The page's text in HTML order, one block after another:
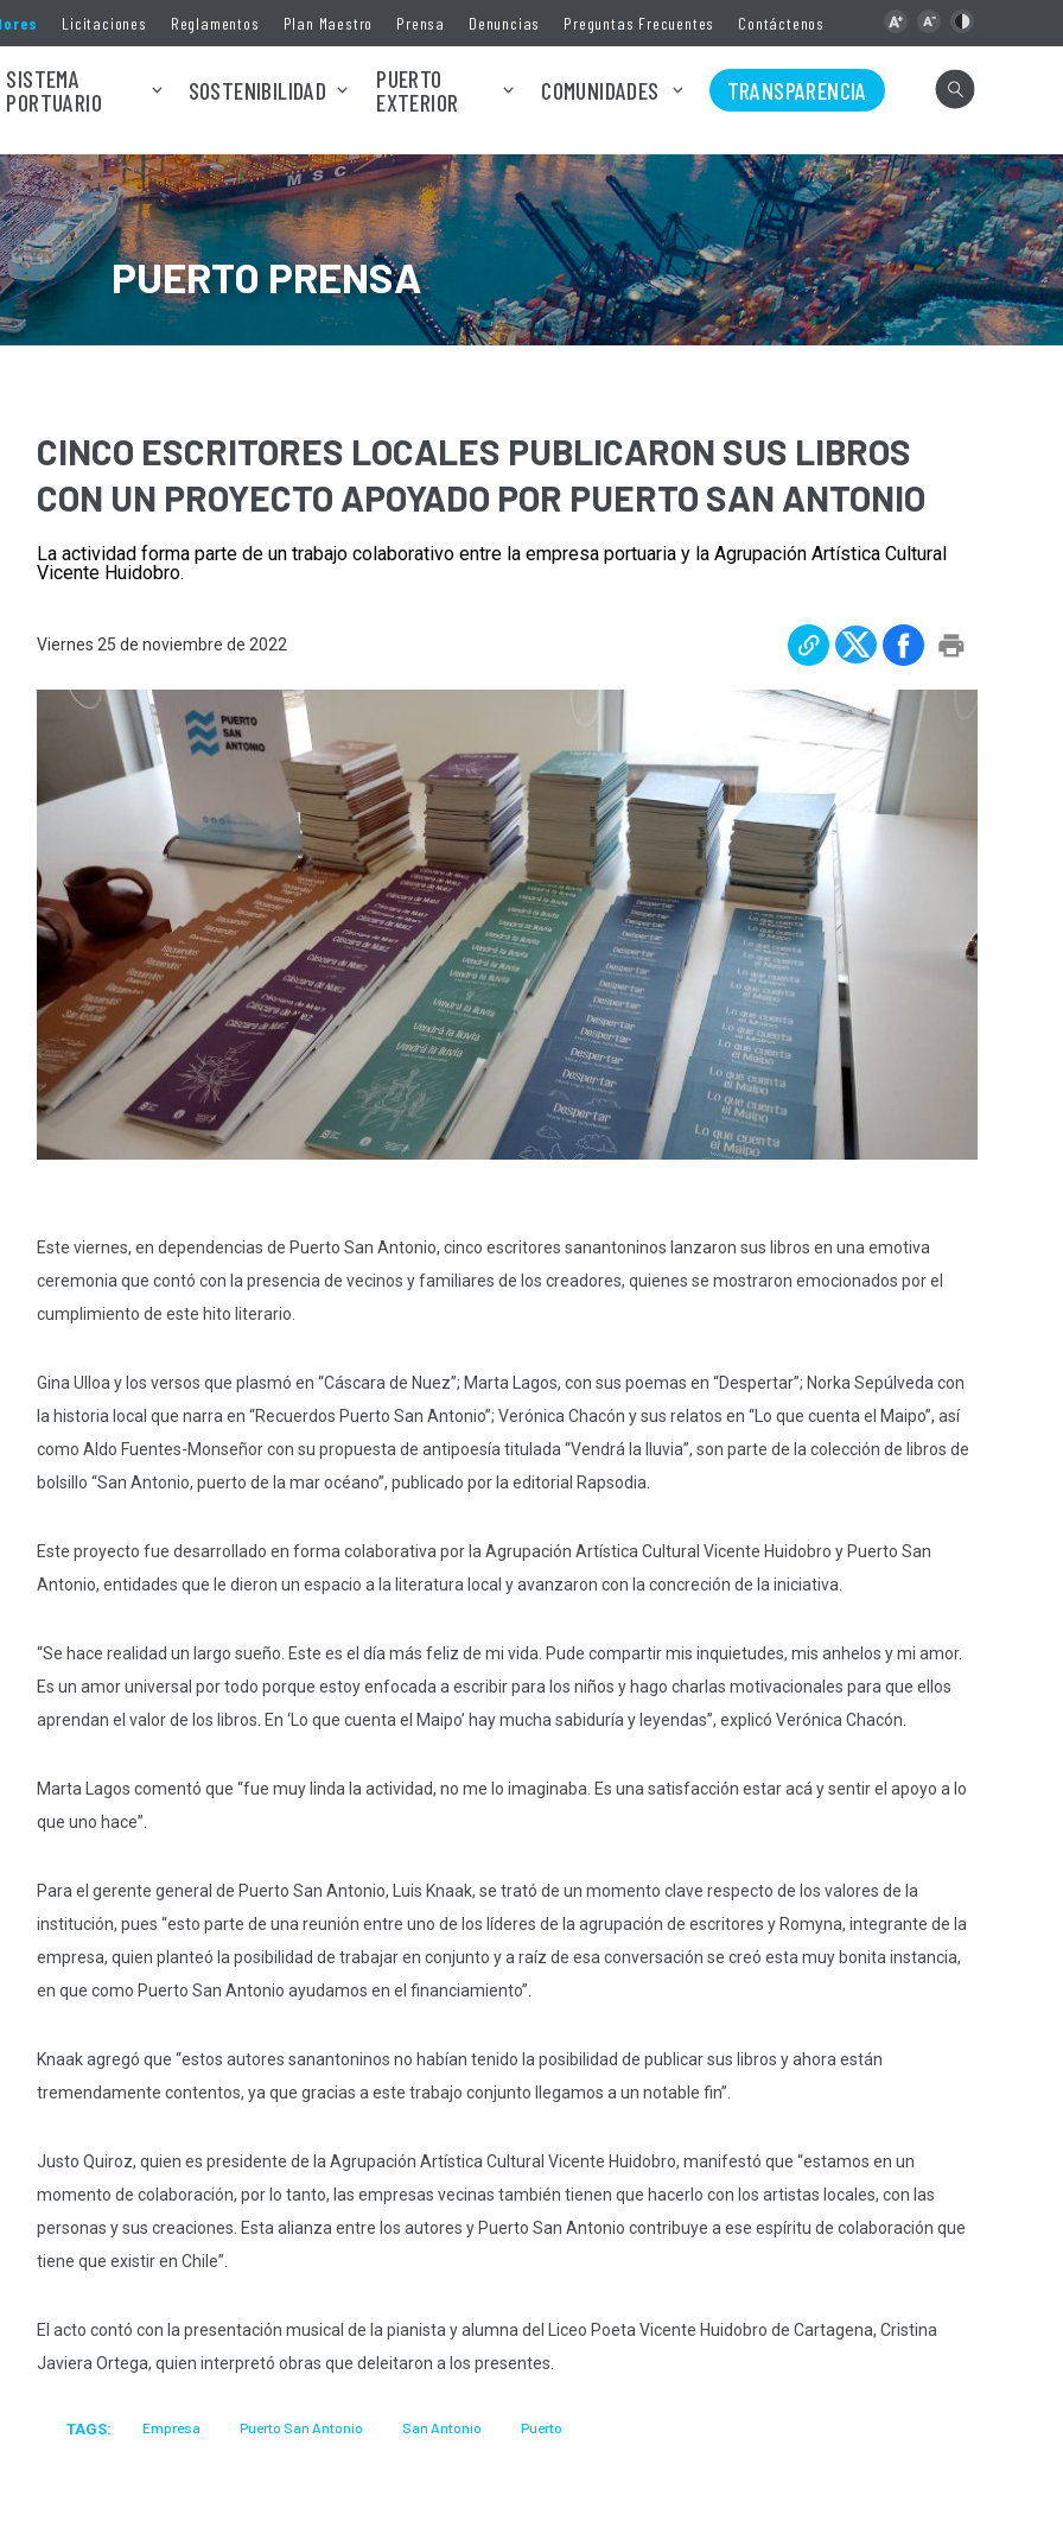
Licitaciones Reglamentos Plan Maestro Prensa Denuncias Preguntas Frecuentes Contáctenos
SISTEMA
PORTUARIO
SOSTENIBILIDAD
PUERTO
EXTERIOR
COMUNIDADES TRANSPARENCIA
PUERTO PRENSA
CINCO ESCRITORES LOCALES PUBLICARON SUS LIBROS
CON UN PROYECTO APOYADO POR PUERTO SAN ANTONIO
La actividad forma parte de un trabajo colaborativo entre la empresa portuaria y la Agrupación Artística Cultural
Vicente Huidobro.
Viernes 25 de noviembre de 2022
Este viernes, en dependencias de Puerto San Antonio, cinco escritores sanantoninos lanzaron sus libros en una emotiva
ceremonia que contó con la presencia de vecinos y familiares de los creadores, quienes se mostraron emocionados por el
cumplimiento de este hito literario.
Gina Ulloa y los versos que plasmó en “Cáscara de Nuez”; Marta Lagos, con sus poemas en “Despertar”; Norka Sepúlveda con
la historia local que narra en “Recuerdos Puerto San Antonio”; Verónica Chacón y sus relatos en “Lo que cuenta el Maipo”, así
como Aldo Fuentes-Monseñor con su propuesta de antipoesía titulada “Vendrá la lluvia”, son parte de la colección de libros de
bolsillo “San Antonio, puerto de la mar océano”, publicado por la editorial Rapsodia.
Este proyecto fue desarrollado en forma colaborativa por la Agrupación Artística Cultural Vicente Huidobro y Puerto San
Antonio, entidades que le dieron un espacio a la literatura local y avanzaron con la concreción de la iniciativa.
“Se hace realidad un largo sueño. Este es el día más feliz de mi vida. Pude compartir mis inquietudes, mis anhelos y mi amor.
Es un amor universal por todo porque estoy enfocada a escribir para los niños y hago charlas motivacionales para que ellos
aprendan el valor de los libros. En ‘Lo que cuenta el Maipo’ hay mucha sabiduría y leyendas”, explicó Verónica Chacón.
Marta Lagos comentó que “fue muy linda la actividad, no me lo imaginaba. Es una satisfacción estar acá y sentir el apoyo a lo
que uno hace”.
Para el gerente general de Puerto San Antonio, Luis Knaak, se trató de un momento clave respecto de los valores de la
institución, pues “esto parte de una reunión entre uno de los líderes de la agrupación de escritores y Romyna, integrante de la
empresa, quien planteó la posibilidad de trabajar en conjunto y a raíz de esa conversación se creó esta muy bonita instancia,
en que como Puerto San Antonio ayudamos en el financiamiento”.
Knaak agregó que “estos autores sanantoninos no habían tenido la posibilidad de publicar sus libros y ahora están
tremendamente contentos, ya que gracias a este trabajo conjunto llegamos a un notable fin”.
Justo Quiroz, quien es presidente de la Agrupación Artística Cultural Vicente Huidobro, manifestó que “estamos en un
momento de colaboración, por lo tanto, las empresas vecinas también tienen que hacerlo con los artistas locales, con las
personas y sus creaciones. Esta alianza entre los autores y Puerto San Antonio contribuye a ese espíritu de colaboración que
tiene que existir en Chile”.
El acto contó con la presentación musical de la pianista y alumna del Liceo Poeta Vicente Huidobro de Cartagena, Cristina
Javiera Ortega, quien interpretó obras que deleitaron a los presentes.
TAGS: Empresa Puerto San Antonio San Antonio Puerto